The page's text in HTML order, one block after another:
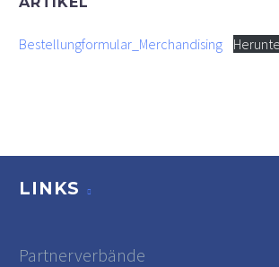
Bestellungformular_Merchandising
LINKS
Partnerverbände